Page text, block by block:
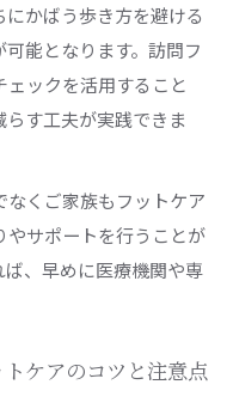
かばう歩き方を避ける
能となります。訪問フ
ェックを活用すること
す工夫が実践できま
くご家族もフットケア
やサポートを行うことが
、早めに医療機関や専
ケアのコツと注意点